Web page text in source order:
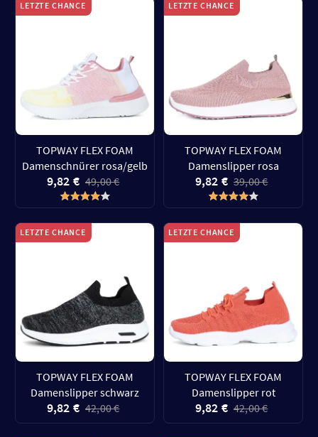
LETZTE CHANCE
TOPWAY FLEX FOAM
Damenschnürer rosa/gelb
9,82 € 49,00 €
LETZTE CHANCE
TOPWAY FLEX FOAM
Damenslipper rosa
9,82 € 39,00 €
LETZTE CHANCE
TOPWAY FLEX FOAM
Damenslipper schwarz
9,82 € 42,00 €
LETZTE CHANCE
TOPWAY FLEX FOAM
Damenslipper rot
9,82 € 42,00 €